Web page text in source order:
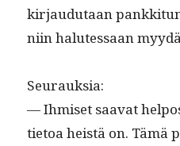
kir­jaudu­taan
niin halutes­saan
Seu­rauk­sia:
— Ihmiset saa­vat
tietoa heistä on. Tämä